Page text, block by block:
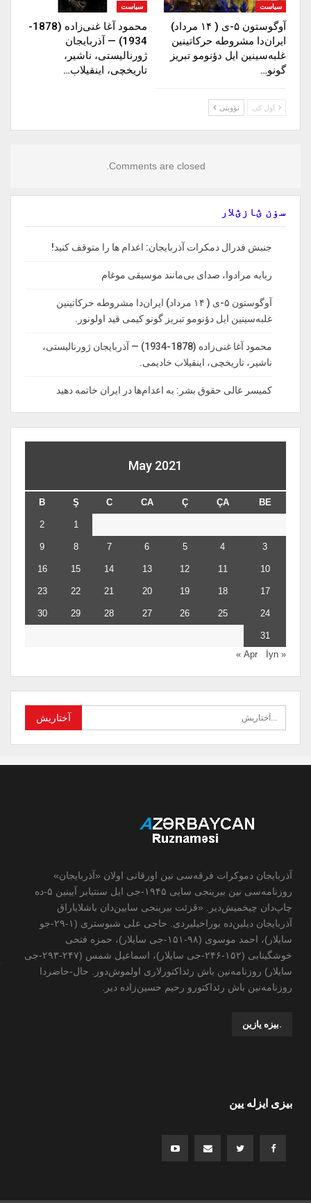
سیاست
آوگوستون ۵-ی ( ۱۴ مرداد)
ایران‌دا مشروطه حرکاتینین
غلبه‌سینین ایل دؤنومو تبریز
گونو…
سیاست
محمود آغا غنی‌زاده (1878-
1934) — آذربایجان
ژورنالیستی، ناشیر،
تاریخچی، اینقیلاب…
اول کی نؤوبتی
Comments are closed.
سۏن ؽازؽلار
جنبش فدرال دمکرات آذربایجان: اعدام ها را‌ متوقف‌ کنید!
ربابه مرادوا، صدای بی‌مانند موسیقی موغام
آوگوستون ۵-ی ( ۱۴ مرداد) ایران‌دا مشروطه حرکاتینین
غلبه‌سینین ایل دؤنومو تبریز گونو کیمی قید اولونور.
محمود آغا غنی‌زاده (1878-1934) — آذربایجان ژورنالیستی،
ناشیر، تاریخچی، اینقیلاب خادیمی.
کمیسر عالی حقوق بشر: به اعدام‌ها در ایران خاتمه دهید
May 2021
BE
ÇA
Ç
CA
C
Ş
B
10
11
12
13
14
15
16
17
18
19
20
21
22
23
24
25
26
27
28
29
30
31
« Apr
İyn »
آذربایجان دموکرات فرقه‌سی نین اورقانی اولان «آذربایجان»
روزنامه‌سی نین بیرینجی سایی ۱۹۴۵-جی ایل سنتیابر آیینین ۵-ده
چاپ‌دان چیخمیش‌دیر. «قزئت بیرینجی سایین‌دان باشلایاراق
آذربایجان دیلین‌ده بوراخیلیردی. حاجی علی شبوستری (۱-۲۹-جو
سایلار)، احمد موسوی (۹۸-۱۵۱-جی سایلار)، حمزه فتحی
خوشگینابی (۱۵۲-۲۴۶-جی سایلار)، اسماعیل شمس (۲۴۷-۲۹۳-جی
سایلار) روزنامه‌نین باش رئداکتورلاری اولموش‌دور. حال-حاضردا
روزنامه‌نین باش رئداکتورو رحیم حسین‌زاده ‌دیر.
.بیزه یازین
بیزی ایزله یین